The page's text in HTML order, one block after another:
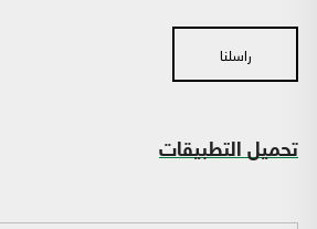
راسلنا
تحميل التطبيقات